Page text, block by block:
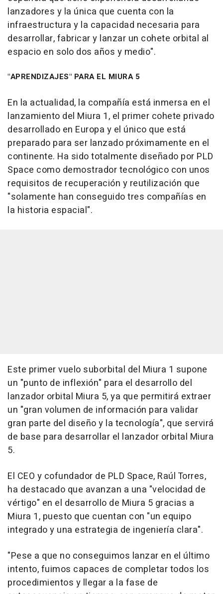
lanzadores y la única que cuenta con la
infraestructura y la capacidad necesaria para
desarrollar, fabricar y lanzar un cohete orbital al
espacio en solo dos años y medio".
"APRENDIZAJES" PARA EL MIURA 5
En la actualidad, la compañía está inmersa en el
lanzamiento del Miura 1, el primer cohete privado
desarrollado en Europa y el único que está
preparado para ser lanzado próximamente en el
continente. Ha sido totalmente diseñado por PLD
Space como demostrador tecnológico con unos
requisitos de recuperación y reutilización que
"solamente han conseguido tres compañías en
la historia espacial".
Este primer vuelo suborbital del Miura 1 supone
un "punto de inflexión" para el desarrollo del
lanzador orbital Miura 5, ya que permitirá extraer
un "gran volumen de información para validar
gran parte del diseño y la tecnología", que servirá
de base para desarrollar el lanzador orbital Miura
5.
El CEO y cofundador de PLD Space, Raúl Torres,
ha destacado que avanzan a una "velocidad de
vértigo" en el desarrollo de Miura 5 gracias a
Miura 1, puesto que cuentan con "un equipo
integrado y una estrategia de ingeniería clara".
"Pese a que no conseguimos lanzar en el último
intento, fuimos capaces de completar todos los
procedimientos y llegar a la fase de